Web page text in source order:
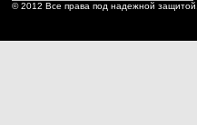
© 2012 Все права под надежной защитой.